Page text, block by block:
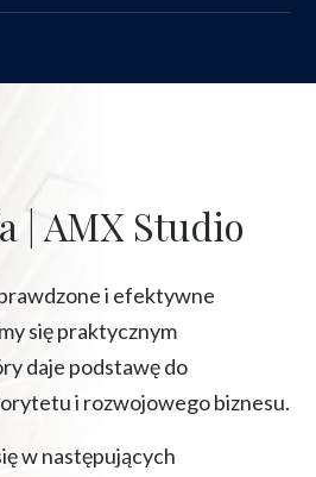
| AMX Studio
i efektywne
się praktycznym
daje podstawę do
i rozwojowego biznesu.
w następujących